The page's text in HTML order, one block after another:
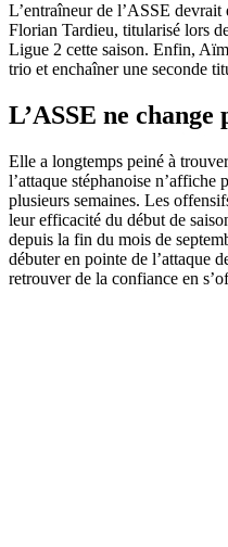
L’entraîneur de l’ASSE
Florian Tardieu, titularisé lors
Ligue 2 cette saison. Enfin,
trio et enchaîner une seconde
L’ASSE ne change
Elle a longtemps peiné à
l’attaque stéphanoise n’affiche
plusieurs semaines. Les
leur efficacité du début de
depuis la fin du mois de
débuter en pointe de l’attaque
retrouver de la confiance en